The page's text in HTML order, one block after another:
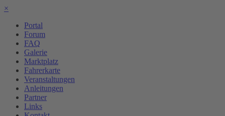
×
Portal
Forum
FAQ
Galerie
Marktplatz
Fahrerkarte
Veranstaltungen
Anleitungen
Partner
Links